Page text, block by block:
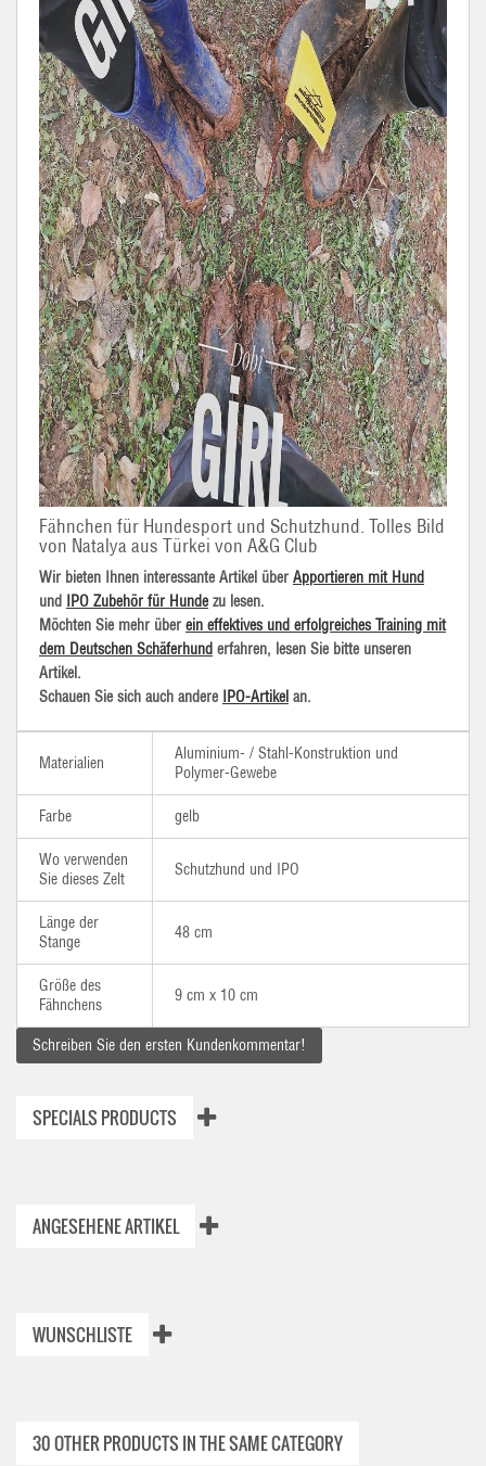
Fähnchen für Hundesport und Schutzhund. Tolles Bild
von Natalya aus Türkei von A&G Club
Wir bieten Ihnen interessante Artikel über Apportieren mit Hund
und IPO Zubehör für Hunde zu lesen.
Möchten Sie mehr über ein effektives und erfolgreiches Training mit
dem Deutschen Schäferhund erfahren, lesen Sie bitte unseren
Artikel.
Schauen Sie sich auch andere IPO-Artikel an.
Materialien
Aluminium- / Stahl-Konstruktion und
Polymer-Gewebe
Farbe gelb
Wo verwenden
Sie dieses Zelt
Schutzhund und IPO
Länge der
Stange
48 cm
Größe des
Fähnchens
9 cm x 10 cm
Schreiben Sie den ersten Kundenkommentar!
SPECIALS PRODUCTS
ANGESEHENE ARTIKEL
WUNSCHLISTE
30 OTHER PRODUCTS IN THE SAME CATEGORY